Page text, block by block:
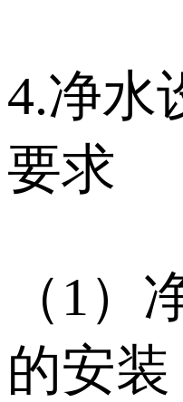
4.净水
要求
（1）
的安装